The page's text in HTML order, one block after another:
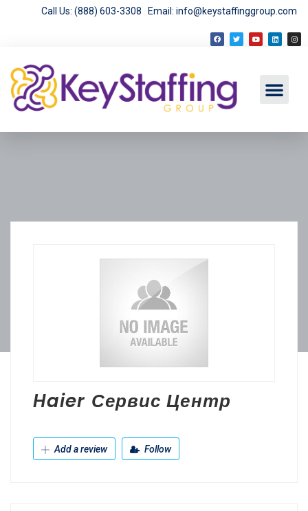
Call Us: (888) 603-3308 Email: info@keystaffinggroup.com
Haier Сервис Центр
Add a review Follow